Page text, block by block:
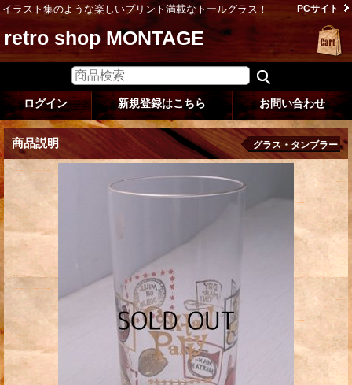
イラスト集のような楽しいプリント満載なトールグラス！ PCサイト
retro shop MONTAGE
ログイン 新規登録はこちら お問い合わせ
商品説明 グラス・タンブラー